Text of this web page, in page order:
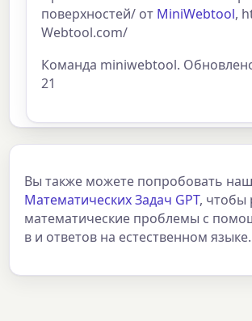
поверхностей/ от MiniWebtool,
Webtool.com/
Команда miniwebtool.
21
Вы также можете попробовать
Математических Задач GPT, чтобы
математические проблемы с
в и ответов на естественном языке.